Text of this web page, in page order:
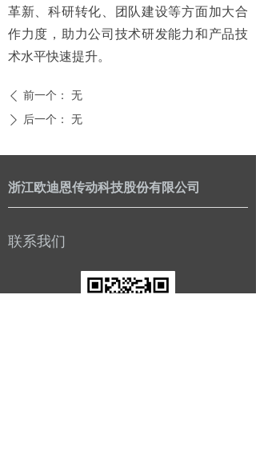
革新、科研转化、团队建设等方面加大合
作力度，助力公司技术研发能力和产品技
术水平快速提升。
ꄴ 前一个： 无
ꄲ 后一个： 无
联系我们
浙江欧迪恩传动科技股份有限公司